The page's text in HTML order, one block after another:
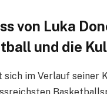
von Luka
und die
sich im Verlauf seiner